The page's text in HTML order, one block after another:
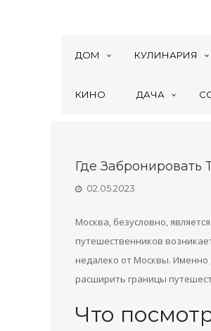
ДОМ КУЛИНАРИЯ
КИНО ДАЧА
Где
02.05.2023
Москва, безусловно,
путешественников
недалеко от Москвы. Именно
расширить границы
Что